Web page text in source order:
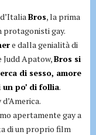
Bros, la prima
protagonisti gay.
e dalla genialità di
Apatow,Bros si
di sesso, amore
po’ di follia.
apertamente gay a
di un proprio film